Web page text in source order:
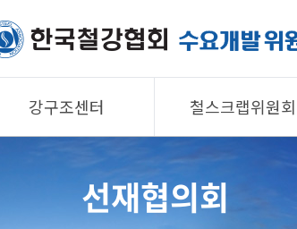
강구조센터 철스크랩위원회
제품소개
회원사
선재협의회